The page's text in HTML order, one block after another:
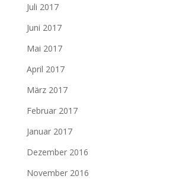
Juli 2017
Juni 2017
Mai 2017
April 2017
März 2017
Februar 2017
Januar 2017
Dezember 2016
November 2016